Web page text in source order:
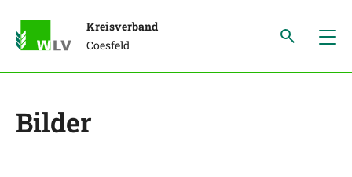
Kreisverband
Coesfeld
Bilder